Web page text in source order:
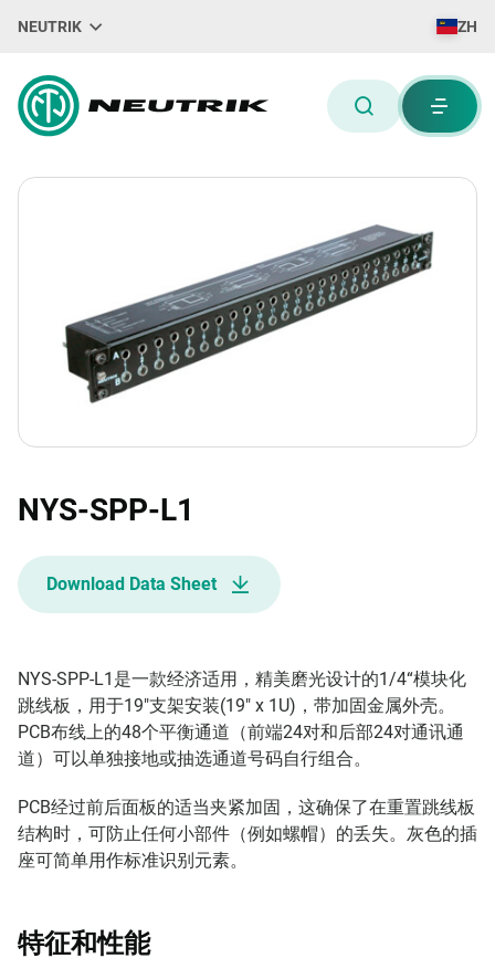
NEUTRIK ZH
NYS-SPP-L1
Download Data Sheet
NYS-SPP-L1是一款经济适用，精美磨光设计的1/4“模块化
跳线板，用于19"支架安装(19" x 1U)，带加固金属外壳。
PCB布线上的48个平衡通道（前端24对和后部24对通讯通
道）可以单独接地或抽选通道号码自行组合。
PCB经过前后面板的适当夹紧加固，这确保了在重置跳线板
结构时，可防止任何小部件（例如螺帽）的丢失。灰色的插
座可简单用作标准识别元素。
特征和性能